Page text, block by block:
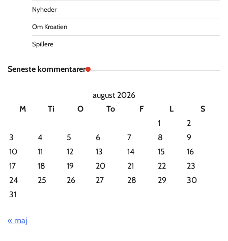
Nyheder
Om Kroatien
Spillere
Seneste kommentarer
august 2026
M
Ti O To F L
S
1
2
3
4 5 6 7 8
9
10
11 12 13 14 15
16
17
18 19 20 21 22
23
24
25 26 27 28 29
30
31
« maj